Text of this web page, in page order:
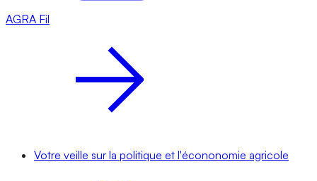
AGRA Fil
Votre veille sur la politique et l'écononomie agricole